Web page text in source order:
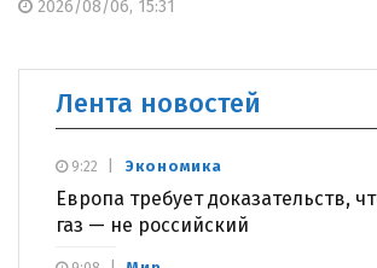
2026/08/06, 15:31
Лента новостей
Экономика
Европа требует доказательств,
газ — не российский
9:22